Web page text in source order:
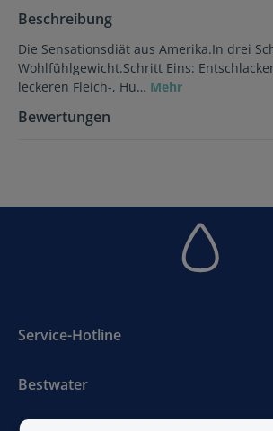
Beschreibung
Die Sensationsdiät aus Amerika.In drei
Wohlfühlgewicht.Schritt Eins:
leckeren Fleich-, Hu… Mehr
Bewertungen
Service-Hotline
Bestwater